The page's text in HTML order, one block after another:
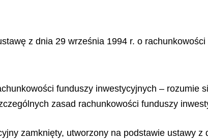
z dnia 29 września 1994 r. o
funduszy inwestycyjnych – rozumie
zasad rachunkowości funduszy
zamknięty, utworzony na podstawie ustawy z